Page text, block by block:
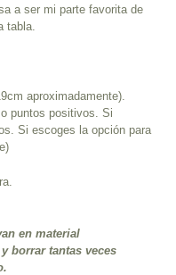
a ser mi parte favorita de
tabla.
aproximadamente).
puntos positivos. Si
Si escoges la opción para
en material
borrar tantas veces